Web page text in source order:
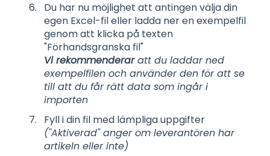
Du har nu möjlighet att antingen välja din
egen Excel-fil eller ladda ner en exempelfil
genom att klicka på texten
"Förhandsgranska fil"
Vi rekommenderaratt du laddar ned
exempelfilen och använder den för att se
till att du får rätt data som ingår i
importen
Fyll i din fil med lämpliga uppgifter
("Aktiverad" anger om leverantören har
artikeln eller inte)